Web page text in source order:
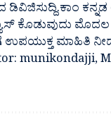
ಕೊಡುವುದು ಮೊದಲ
ಉಪಯುಕ್ತ ಮಾಹಿತಿ
munikondajji,